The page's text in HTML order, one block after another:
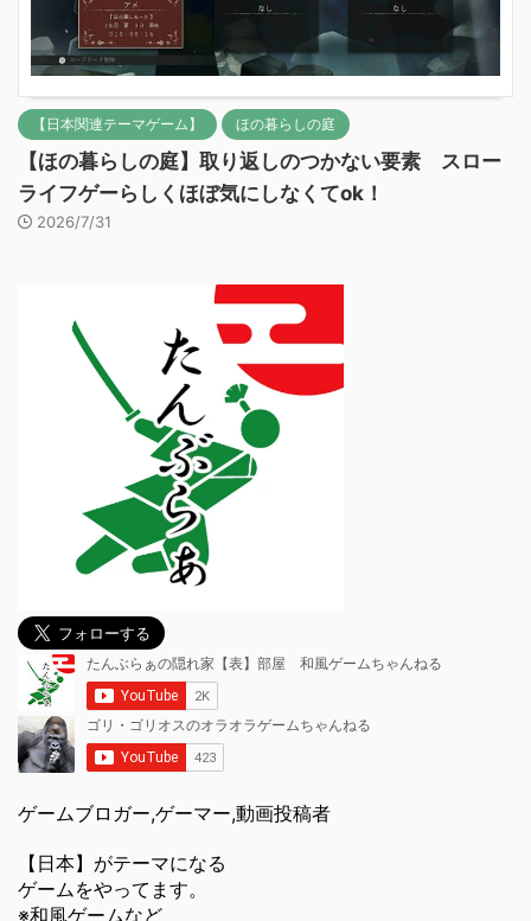
【日本関連テーマゲーム】 ほの暮らしの庭
【ほの暮らしの庭】取り返しのつかない要素 スロー
ライフゲーらしくほぼ気にしなくてok！
2026/7/31
ゲームブロガー,ゲーマー,動画投稿者
【日本】がテーマになる
ゲームをやってます。
※和風ゲームなど